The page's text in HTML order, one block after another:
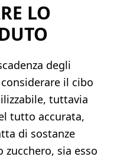
LO
degli
il cibo
tuttavia
tutto accurata,
di sostanze
zucchero, sia esso